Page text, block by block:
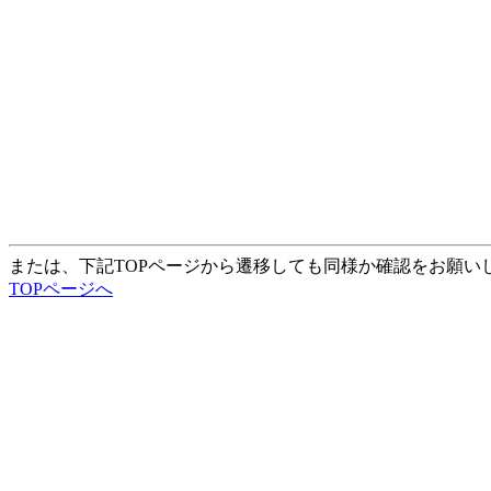
または、下記TOPページから遷移しても同様か確認をお願い
TOPページへ